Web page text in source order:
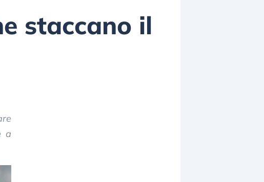
staccano il
a